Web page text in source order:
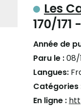
Les
170/
Année de
Paru le :08/
Langues:
Catégories
En ligne :